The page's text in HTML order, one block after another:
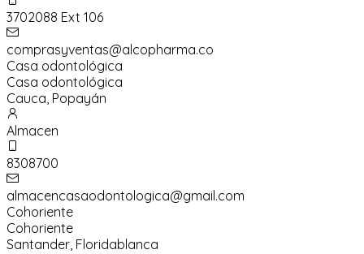
3702088 Ext 106
comprasyventas@alcopharma.co
Casa odontológica
Casa odontológica
Cauca, Popayán
Almacen
8308700
almacencasaodontologica@gmail.com
Cohoriente
Cohoriente
Santander, Floridablanca